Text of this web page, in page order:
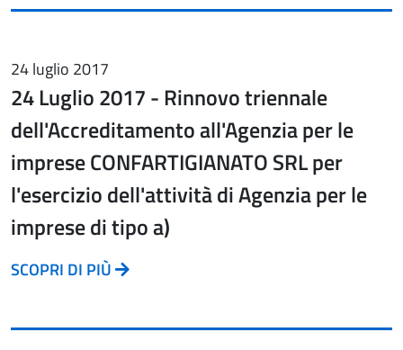
24 luglio 2017
24 Luglio 2017 - Rinnovo triennale
dell'Accreditamento all'Agenzia per le
imprese CONFARTIGIANATO SRL per
l'esercizio dell'attività di Agenzia per le
imprese di tipo a)
SCOPRI DI PIÙ